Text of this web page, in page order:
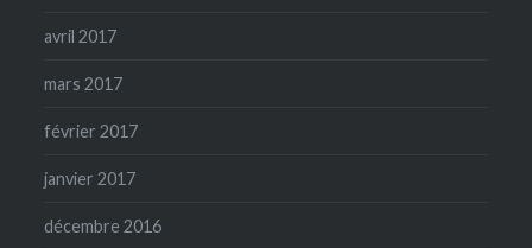
avril 2017
mars 2017
février 2017
janvier 2017
décembre 2016